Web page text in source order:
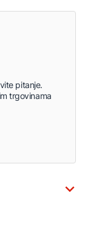
pitanje.
trgovinama